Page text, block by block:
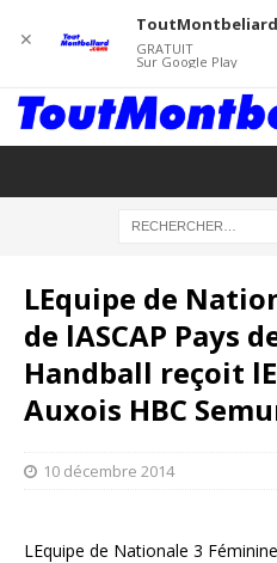
LEquipe de
de lASCAP Pays
Handball reçoit
Auxois HBC
10 décembre 2014
LEquipe de Nationale 3
✕ GRATUIT
Sur Google Play